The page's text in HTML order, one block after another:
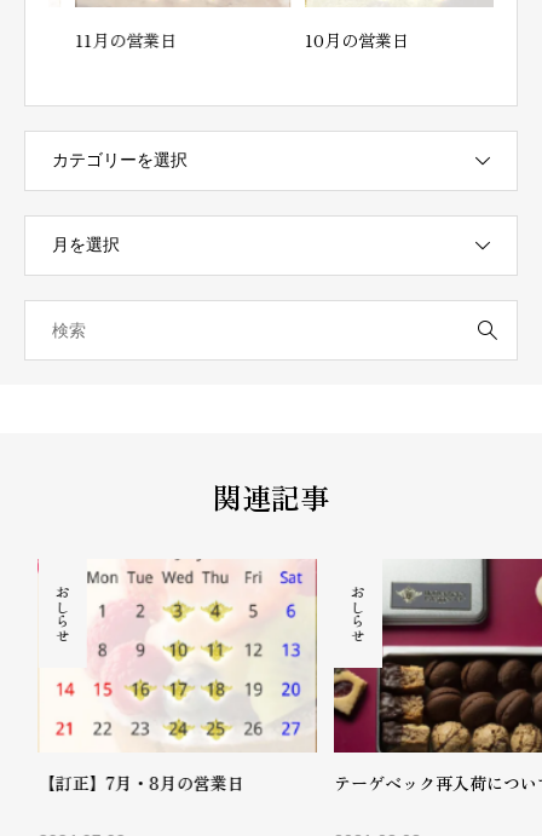
11月の営業日 10月の営業日
関連記事
【訂正】7月・8月の営業日
おしらせ
テーゲベック再入荷について
おしらせ